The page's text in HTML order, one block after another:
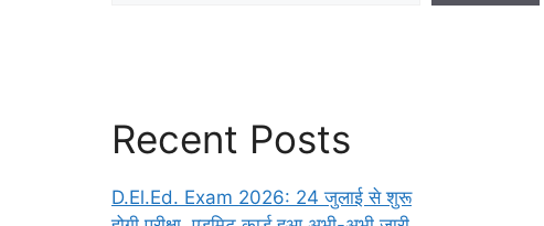
Recent Posts
D.El.Ed. Exam 2026: 24 जुलाई से शुरू